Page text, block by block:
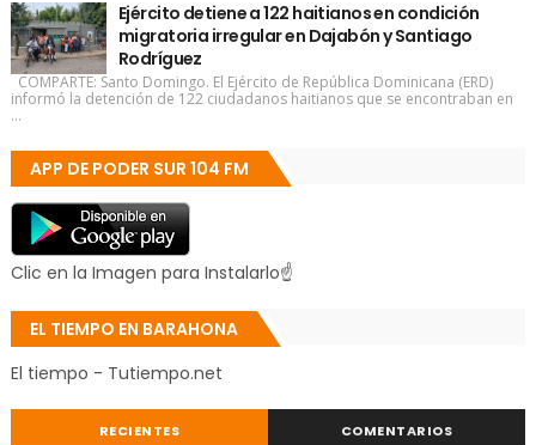
Ejército detiene a 122 haitianos en condición
migratoria irregular en Dajabón y Santiago
Rodríguez
COMPARTE: Santo Domingo. El Ejército de República Dominicana (ERD)
informó la detención de 122 ciudadanos haitianos que se encontraban en
...
APP DE PODER SUR 104 FM
Clic en la Imagen para Instalarlo☝
EL TIEMPO EN BARAHONA
El tiempo - Tutiempo.net
RECIENTES COMENTARIOS